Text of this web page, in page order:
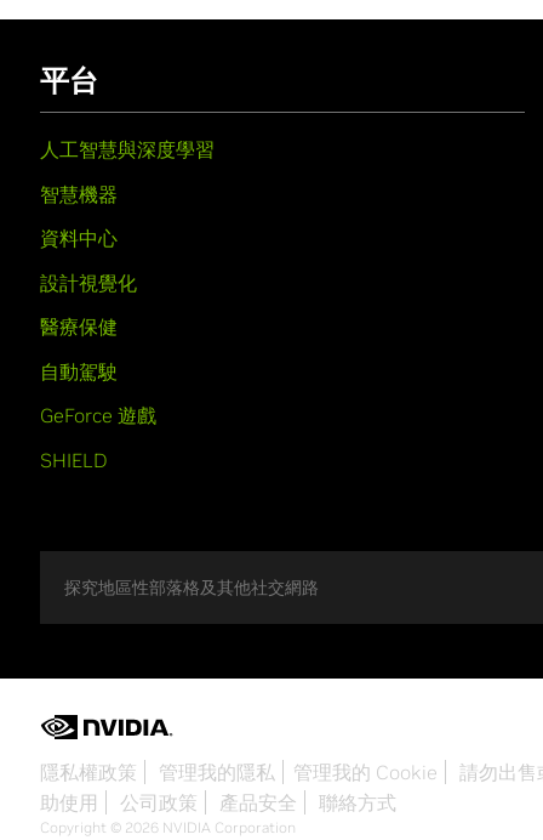
平台
人工智慧與深度學習
智慧機器
資料中心
設計視覺化
醫療保健
自動駕駛
GeForce 遊戲
SHIELD
探究地區性部落格及其他社交網路
隱私權政策 管理我的隱私 管理我的 Cookie 請勿出售
助使用
公司政策 產品安全 聯絡方式
Copyright © 2026 NVIDIA Corporation